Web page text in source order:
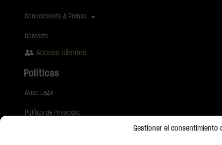
Gestionar el consentimiento
Conocimiento & Prensa
Contacto
Acceso clientes
Políticas
Aviso Legal
Política de Privacidad